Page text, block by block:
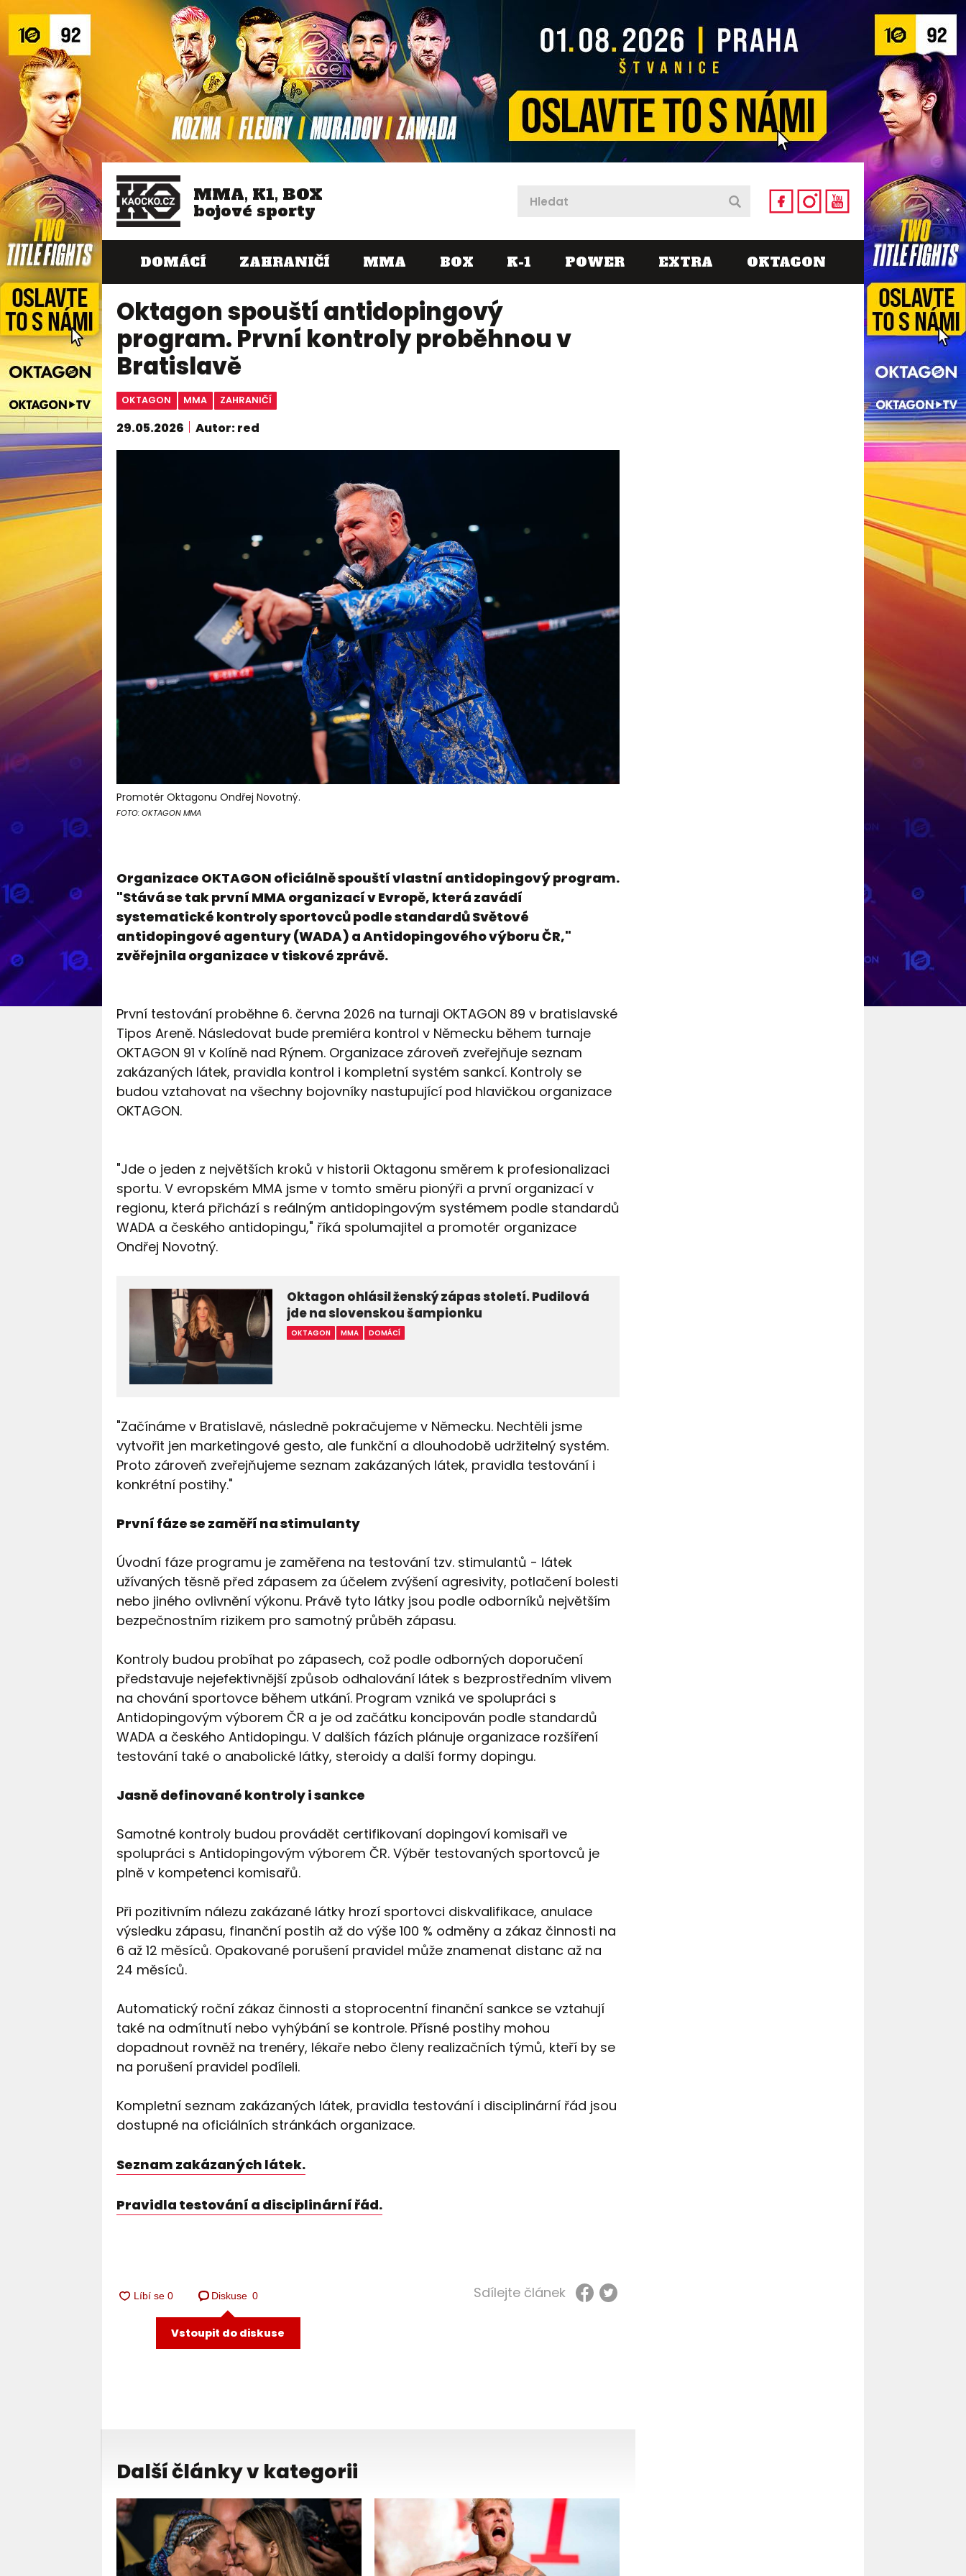
MMA, K1, BOX
bojové sporty
DOMÁCÍ ZAHRANIČÍ MMA BOX K-1 POWER EXTRA OKTAGON
Oktagon spouští antidopingový
program. První kontroly proběhnou v
Bratislavě
OKTAGON MMA ZAHRANIČÍ
29.05.2026 Autor: red
Promotér Oktagonu Ondřej Novotný.
FOTO: OKTAGON MMA
Organizace OKTAGON oficiálně spouští vlastní antidopingový program.
"Stává se tak první MMA organizací v Evropě, která zavádí
systematické kontroly sportovců podle standardů Světové
antidopingové agentury (WADA) a Antidopingového výboru ČR,"
zvěřejnila organizace v tiskové zprávě.
První testování proběhne 6. června 2026 na turnaji OKTAGON 89 v bratislavské
Tipos Areně. Následovat bude premiéra kontrol v Německu během turnaje
OKTAGON 91 v Kolíně nad Rýnem. Organizace zároveň zveřejňuje seznam
zakázaných látek, pravidla kontrol i kompletní systém sankcí. Kontroly se
budou vztahovat na všechny bojovníky nastupující pod hlavičkou organizace
OKTAGON.
"Jde o jeden z největších kroků v historii Oktagonu směrem k profesionalizaci
sportu. V evropském MMA jsme v tomto směru pionýři a první organizací v
regionu, která přichází s reálným antidopingovým systémem podle standardů
WADA a českého antidopingu," říká spolumajitel a promotér organizace
Ondřej Novotný.
Oktagon ohlásil ženský zápas století. Pudilová
jde na slovenskou šampionku
OKTAGON MMA DOMÁCÍ
"Začínáme v Bratislavě, následně pokračujeme v Německu. Nechtěli jsme
vytvořit jen marketingové gesto, ale funkční a dlouhodobě udržitelný systém.
Proto zároveň zveřejňujeme seznam zakázaných látek, pravidla testování i
konkrétní postihy."
První fáze se zaměří na stimulanty
Úvodní fáze programu je zaměřena na testování tzv. stimulantů - látek
užívaných těsně před zápasem za účelem zvýšení agresivity, potlačení bolesti
nebo jiného ovlivnění výkonu. Právě tyto látky jsou podle odborníků největším
bezpečnostním rizikem pro samotný průběh zápasu.
Kontroly budou probíhat po zápasech, což podle odborných doporučení
představuje nejefektivnější způsob odhalování látek s bezprostředním vlivem
na chování sportovce během utkání. Program vzniká ve spolupráci s
Antidopingovým výborem ČR a je od začátku koncipován podle standardů
WADA a českého Antidopingu. V dalších fázích plánuje organizace rozšíření
testování také o anabolické látky, steroidy a další formy dopingu.
Jasně definované kontroly i sankce
Samotné kontroly budou provádět certifikovaní dopingoví komisaři ve
spolupráci s Antidopingovým výborem ČR. Výběr testovaných sportovců je
plně v kompetenci komisařů.
Při pozitivním nálezu zakázané látky hrozí sportovci diskvalifikace, anulace
výsledku zápasu, finanční postih až do výše 100 % odměny a zákaz činnosti na
6 až 12 měsíců. Opakované porušení pravidel může znamenat distanc až na
24 měsíců.
Automatický roční zákaz činnosti a stoprocentní finanční sankce se vztahují
také na odmítnutí nebo vyhýbání se kontrole. Přísné postihy mohou
dopadnout rovněž na trenéry, lékaře nebo členy realizačních týmů, kteří by se
na porušení pravidel podíleli.
Kompletní seznam zakázaných látek, pravidla testování i disciplinární řád jsou
dostupné na oficiálních stránkách organizace.
Seznam zakázaných látek.
Pravidla testování a disciplinární řád.
Diskuse 0
Vstoupit do diskuse
Sdílejte článek
Další články v kategorii